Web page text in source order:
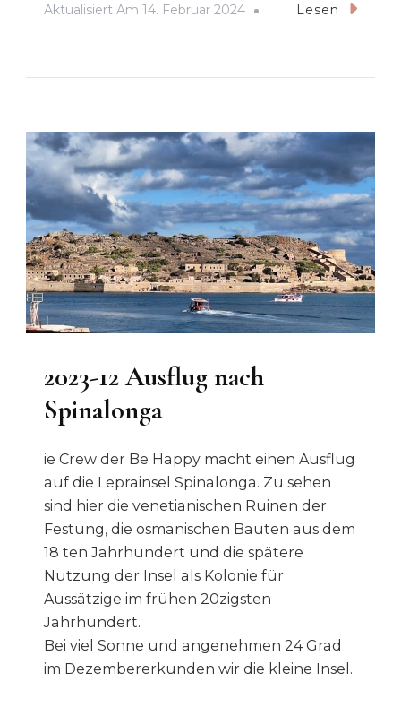
Aktualisiert Am 14. Februar 2024 Lesen
2023-12 Ausflug nach
Spinalonga
ie Crew der Be Happy macht einen Ausflug
auf die Leprainsel Spinalonga. Zu sehen
sind hier die venetianischen Ruinen der
Festung, die osmanischen Bauten aus dem
18 ten Jahrhundert und die spätere
Nutzung der Insel als Kolonie für
Aussätzige im frühen 20zigsten
Jahrhundert.
Bei viel Sonne und angenehmen 24 Grad
im Dezembererkunden wir die kleine Insel.